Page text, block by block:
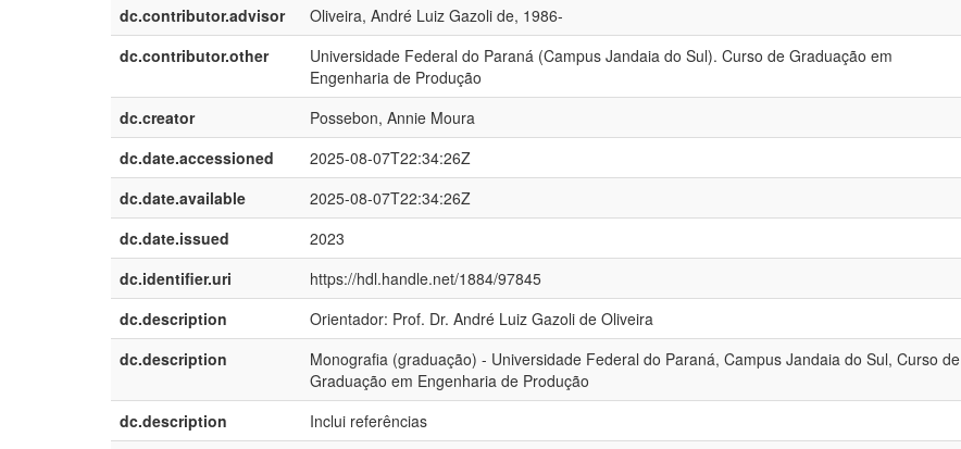
dc.contributor.advisor Oliveira, André Luiz Gazoli de, 1986-
dc.contributor.other
Universidade Federal do Paraná (Campus Jandaia do Sul). Curso de Graduação em
Engenharia de Produção
dc.creator Possebon, Annie Moura
dc.date.accessioned
2025-08-07T22:34:26Z
dc.date.available
2025-08-07T22:34:26Z
dc.date.issued
2023
dc.identifier.uri
https://hdl.handle.net/1884/97845
dc.description
Orientador: Prof. Dr. André Luiz Gazoli de Oliveira
dc.description
Monografia (graduação) - Universidade Federal do Paraná, Campus Jandaia do Sul, Curso de
Graduação em Engenharia de Produção
dc.description Inclui referências